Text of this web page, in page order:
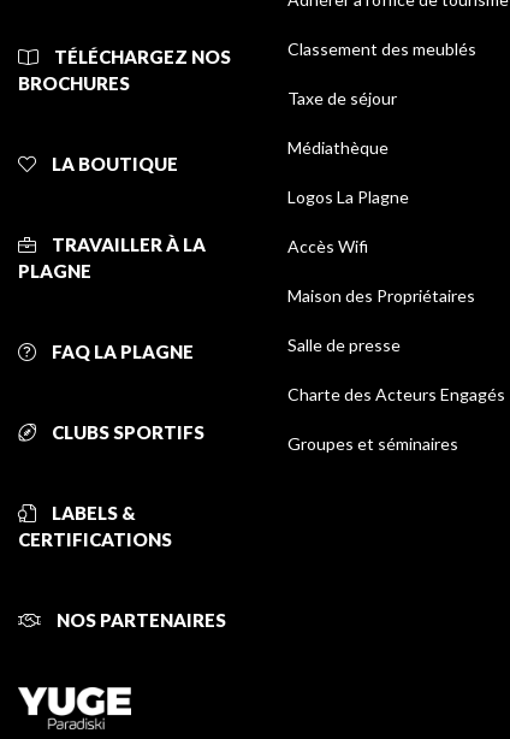
TÉLÉCHARGEZ NOS
BROCHURES
LA BOUTIQUE
TRAVAILLER À LA
PLAGNE
FAQ LA PLAGNE
CLUBS SPORTIFS
LABELS &
CERTIFICATIONS
NOS PARTENAIRES
Classement des meublés
Taxe de séjour
Médiathèque
Logos La Plagne
Accès Wifi
Maison des Propriétaires
Salle de presse
Charte des Acteurs Engagés
Groupes et séminaires